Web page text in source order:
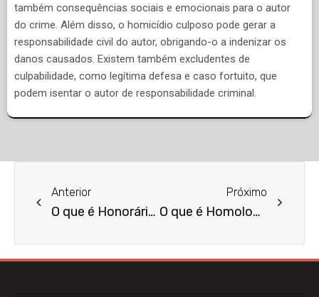
também consequências sociais e emocionais para o autor
do crime. Além disso, o homicídio culposo pode gerar a
responsabilidade civil do autor, obrigando-o a indenizar os
danos causados. Existem também excludentes de
culpabilidade, como legítima defesa e caso fortuito, que
podem isentar o autor de responsabilidade criminal.
Anterior
O que é Honorários Advocatícios?
Próximo
O que é Homologação de Sentença Estrangeira?